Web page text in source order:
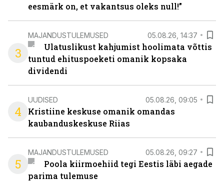
eesmärk on, et vakantsus oleks null!”
3
MAJANDUSTULEMUSED 05.08.26, 14:37
Ulatuslikust kahjumist hoolimata võttis
tuntud ehituspoeketi omanik kopsaka
dividendi
4
UUDISED 05.08.26, 09:05
Kristiine keskuse omanik omandas
kaubanduskeskuse Riias
5
MAJANDUSTULEMUSED 05.08.26, 09:27
Poola kiirmoehiid tegi Eestis läbi aegade
parima tulemuse